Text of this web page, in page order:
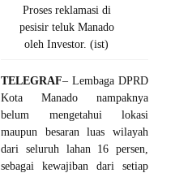
Proses reklamasi di
pesisir teluk Manado
oleh Investor. (ist)
TELEGRAF– ‎Lembaga DPRD
Kota Manado nampaknya
belum mengetahui lokasi
maupun besaran luas wilayah
dari seluruh lahan 16 persen,
sebagai kewajiban dari setiap